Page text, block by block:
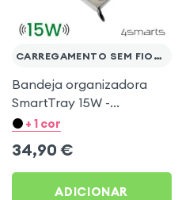
CARREGAMENTO SEM FIOS QI
Bandeja organizadora
SmartTray 15W -
Carregamento rápido Qi e
Cinza
+ 1 cor
34,90 €
ADICIONAR